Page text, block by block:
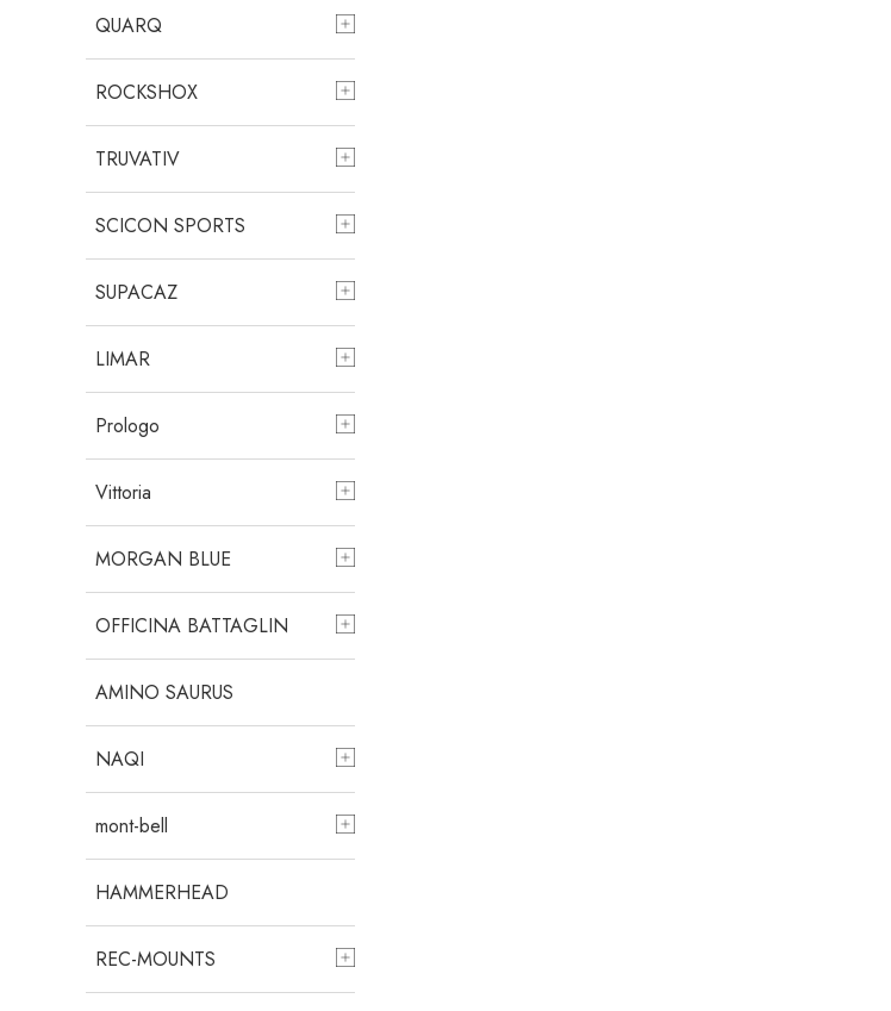
QUARQ
ROCKSHOX
TRUVATIV
SCICON SPORTS
SUPACAZ
LIMAR
Prologo
Vittoria
MORGAN BLUE
OFFICINA BATTAGLIN
AMINO SAURUS
NAQI
mont-bell
HAMMERHEAD
REC-MOUNTS